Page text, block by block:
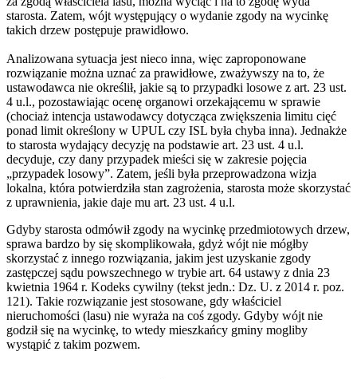
starosta. Zatem, wójt występujący o wydanie zgody na wycinkę
takich drzew postępuje prawidłowo.
Analizowana sytuacja jest nieco inna, więc zaproponowane
rozwiązanie można uznać za prawidłowe, zważywszy na to, że
ustawodawca nie określił, jakie są to przypadki losowe z art. 23 ust.
4 u.l., pozostawiając ocenę organowi orzekającemu w sprawie
(chociaż intencja ustawodawcy dotycząca zwiększenia limitu cięć
ponad limit określony w UPUL czy ISL była chyba inna). Jednakże
to starosta wydający decyzję na podstawie art. 23 ust. 4 u.l.
decyduje, czy dany przypadek mieści się w zakresie pojęcia
„przypadek losowy”. Zatem, jeśli była przeprowadzona wizja
lokalna, która potwierdziła stan zagrożenia, starosta może skorzystać
z uprawnienia, jakie daje mu art. 23 ust. 4 u.l.
Gdyby starosta odmówił zgody na wycinkę przedmiotowych drzew,
sprawa bardzo by się skomplikowała, gdyż wójt nie mógłby
skorzystać z innego rozwiązania, jakim jest uzyskanie zgody
zastępczej sądu powszechnego w trybie art. 64 ustawy z dnia 23
kwietnia 1964 r. Kodeks cywilny (tekst jedn.: Dz. U. z 2014 r. poz.
121). Takie rozwiązanie jest stosowane, gdy właściciel
nieruchomości (lasu) nie wyraża na coś zgody. Gdyby wójt nie
godził się na wycinkę, to wtedy mieszkańcy gminy mogliby
wystąpić z takim pozwem.